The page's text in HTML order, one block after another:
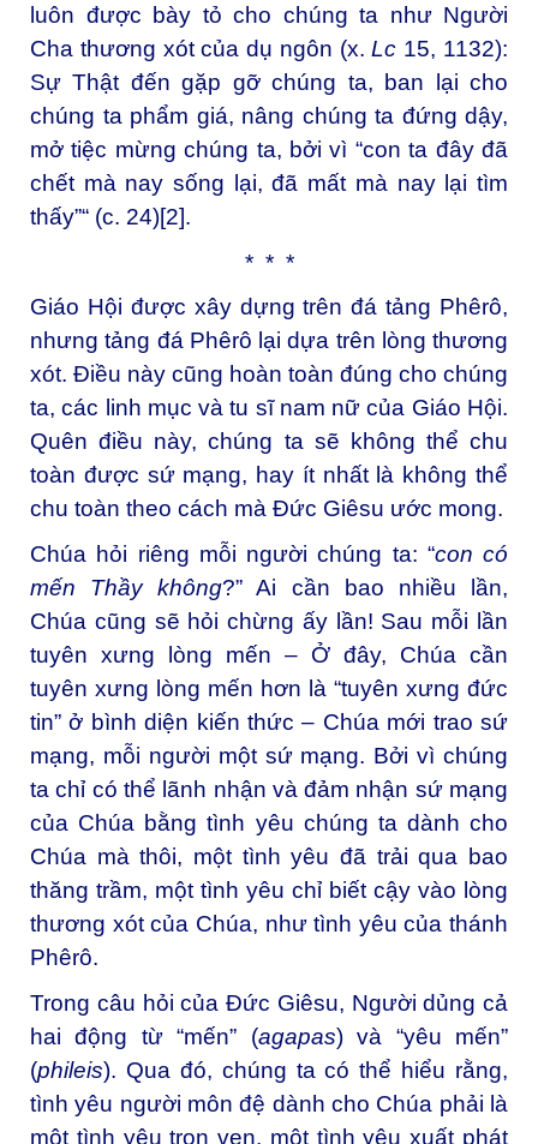
luôn được bày tỏ cho chúng ta như Người
Cha thương xót của dụ ngôn (x.Lc 15, 1132):
Sự Thật đến gặp gỡ chúng ta, ban lại cho
chúng ta phẩm giá, nâng chúng ta đứng dậy,
mở tiệc mừng chúng ta, bởi vì “con ta đây đã
chết mà nay sống lại, đã mất mà nay lại tìm
thấy”“ (c. 24)[2].
* * *
Giáo Hội được xây dựng trên đá tảng Phêrô,
nhưng tảng đá Phêrô lại dựa trên lòng thương
xót. Điều này cũng hoàn toàn đúng cho chúng
ta, các linh mục và tu sĩ nam nữ của Giáo Hội.
Quên điều này, chúng ta sẽ không thể chu
toàn được sứ mạng, hay ít nhất là không thể
chu toàn theo cách mà Đức Giêsu ước mong.
Chúa hỏi riêng mỗi người chúng ta: “con có
mến Thầy không?” Ai cần bao nhiều lần,
Chúa cũng sẽ hỏi chừng ấy lần! Sau mỗi lần
tuyên xưng lòng mến – Ở đây, Chúa cần
tuyên xưng lòng mến hơn là “tuyên xưng đức
tin” ở bình diện kiến thức – Chúa mới trao sứ
mạng, mỗi người một sứ mạng. Bởi vì chúng
ta chỉ có thể lãnh nhận và đảm nhận sứ mạng
của Chúa bằng tình yêu chúng ta dành cho
Chúa mà thôi, một tình yêu đã trải qua bao
thăng trầm, một tình yêu chỉ biết cậy vào lòng
thương xót của Chúa, như tình yêu của thánh
Phêrô.
Trong câu hỏi của Đức Giêsu, Người dủng cả
hai động từ “mến” (agapas) và “yêu mến”
(phileis). Qua đó, chúng ta có thể hiểu rằng,
tình yêu người môn đệ dành cho Chúa phải là
một tình yêu trọn vẹn, một tình yêu xuất phát